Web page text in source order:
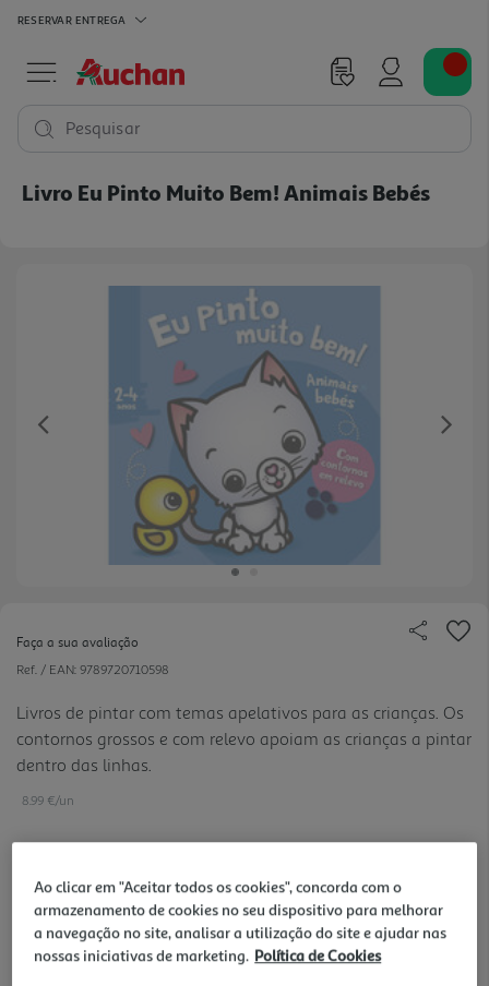
RESERVAR ENTREGA
Pesquisar
Livro Eu Pinto Muito Bem! Animais Bebés
Previous
Faça a sua avaliação
Ref. / EAN: 9789720710598
Livros de pintar com temas apelativos para as crianças. Os
contornos grossos e com relevo apoiam as crianças a pintar
dentro das linhas.
8.99 €/un
10,00 €PVP de editor
8,99 €
Ao clicar em "Aceitar todos os cookies", concorda com o
armazenamento de cookies no seu dispositivo para melhorar
a navegação no site, analisar a utilização do site e ajudar nas
nossas iniciativas de marketing. Política de Cookies